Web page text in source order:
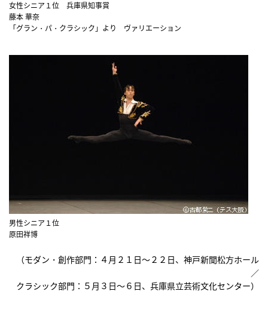
女性シニア１位 兵庫県知事賞
藤本 華奈
「グラン・パ・クラシック」より ヴァリエーション
男性シニア１位
原田祥博
（モダン・創作部門：４月２１日～２２日、神戸新聞松方ホール
／
クラシック部門：５月３日～６日、兵庫県立芸術文化センター）